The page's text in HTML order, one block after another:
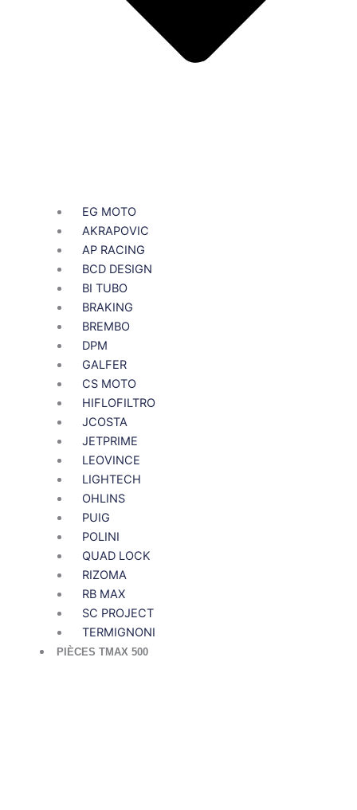
EG MOTO
AKRAPOVIC
AP RACING
BCD DESIGN
BI TUBO
BRAKING
BREMBO
DPM
GALFER
CS MOTO
HIFLOFILTRO
JCOSTA
JETPRIME
LEOVINCE
LIGHTECH
OHLINS
PUIG
POLINI
QUAD LOCK
RIZOMA
RB MAX
SC PROJECT
TERMIGNONI
PIÈCES TMAX 500